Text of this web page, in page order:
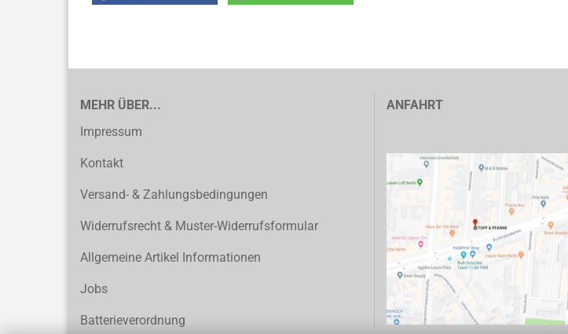
MEHR ÜBER...
Impressum
Kontakt
Versand- & Zahlungsbedingungen
Widerrufsrecht & Muster-Widerrufsformular
Allgemeine Artikel Informationen
Jobs
Batterieverordnung
ANFAHRT